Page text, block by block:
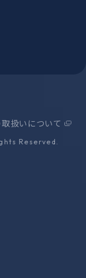
扱いについて
Reserved.